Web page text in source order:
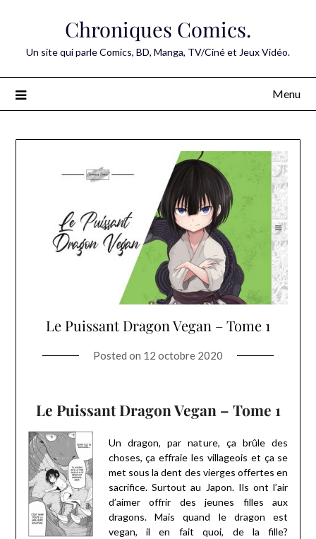
Chroniques Comics.
Un site qui parle Comics, BD, Manga, TV/Ciné et Jeux Vidéo.
Menu
Le Puissant Dragon Vegan – Tome 1
Posted on 12 octobre 2020
Le Puissant Dragon Vegan – Tome 1
Un dragon, par nature, ça brûle des
choses, ça effraie les villageois et ça se
met sous la dent des vierges offertes en
sacrifice. Surtout au Japon. Ils ont l’air
d’aimer offrir des jeunes filles aux
dragons. Mais quand le dragon est
vegan, il en fait quoi, de la fille?